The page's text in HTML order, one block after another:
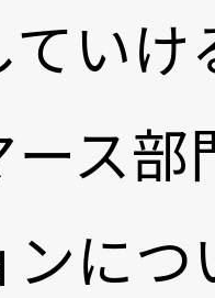
いけ
ース
ンにつ